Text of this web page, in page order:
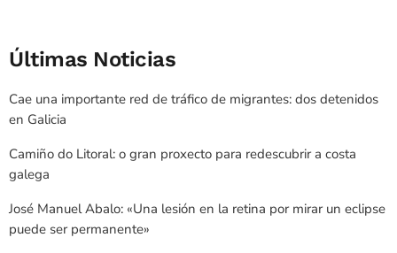
Últimas Noticias
Cae una importante red de tráfico de migrantes: dos detenidos
en Galicia
Camiño do Litoral: o gran proxecto para redescubrir a costa
galega
José Manuel Abalo: «Una lesión en la retina por mirar un eclipse
puede ser permanente»